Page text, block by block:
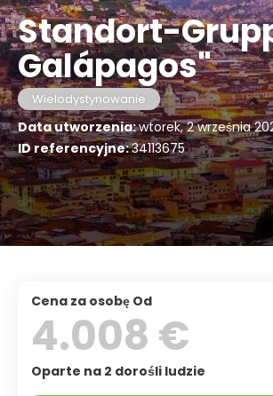
Standort-
Galápagos"
Wielodystynowanie
Data utworzenia:wtorek, 2 września
ID referencyjne:34113675
Cena za osobę Od
4.008 €
Oparte na 2 dorośli ludzie